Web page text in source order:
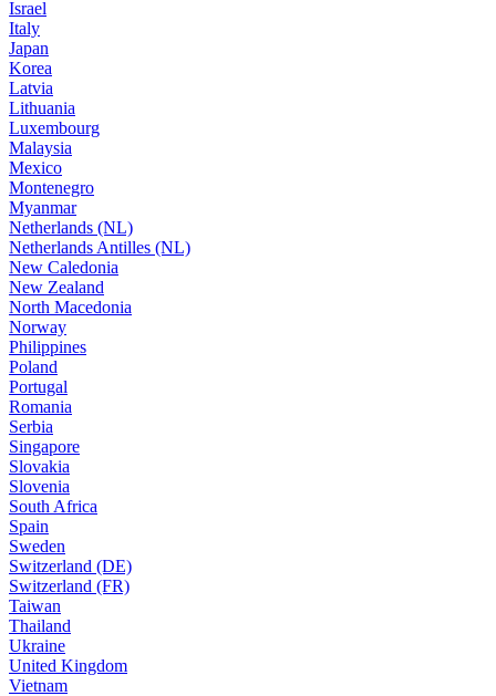
Israel
Italy
Japan
Korea
Latvia
Lithuania
Luxembourg
Malaysia
Mexico
Montenegro
Myanmar
Netherlands (NL)
Netherlands Antilles (NL)
New Caledonia
New Zealand
North Macedonia
Norway
Philippines
Poland
Portugal
Romania
Serbia
Singapore
Slovakia
Slovenia
South Africa
Spain
Sweden
Switzerland (DE)
Switzerland (FR)
Taiwan
Thailand
Ukraine
United Kingdom
Vietnam